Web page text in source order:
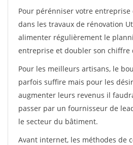
Pour pérénniser votre
dans les travaux de rénovation
alimenter régulièrement le
entreprise et doubler son chiffre
Pour les meilleurs artisans, le
parfois suffire mais pour les
augmenter leurs revenus il
passer par un fournisseur de
le secteur du bâtiment.
Avant internet, les méthodes de